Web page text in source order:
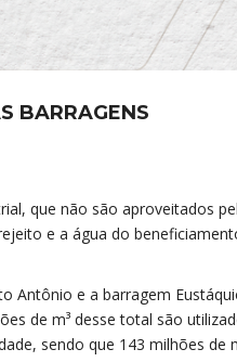
BARRAGENS
que não são aproveitados
e a água do
Antônio e a barragem
de m³ desse total são
sendo que 143 milhões de